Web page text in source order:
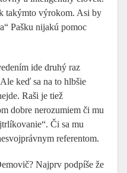
takýmto výrokom. Asi by
Pašku nijakú pomoc
ide druhý raz
keď sa na to hlbšie
Raši je tiež
dobre nerozumiem či mu
Či sa mu
referentom.
Najprv podpíše že